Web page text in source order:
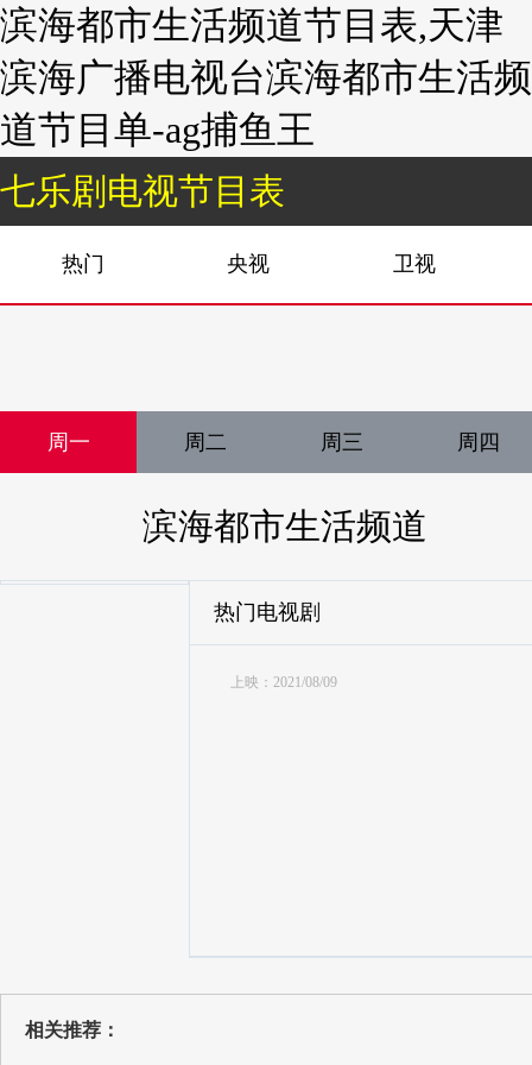
滨海都市生活频道节目表,天津
滨海广播电视台滨海都市生活频
道节目单-ag捕鱼王
七乐剧电视节目表
热门 央视 卫视
周一 周二 周三 周四
滨海都市生活频道
热门电视剧
上映：2021/08/09
相关推荐：